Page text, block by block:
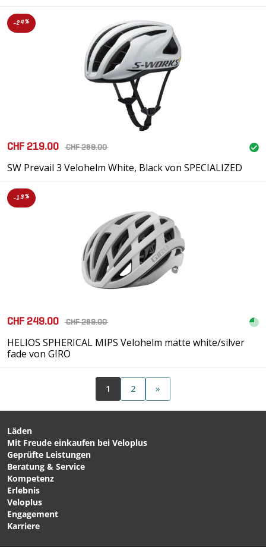
-24%
CHF 219.00 CHF 289.00
SW Prevail 3 Velohelm White, Black von SPECIALIZED
-13%
CHF 249.00 CHF 289.00
HELIOS SPHERICAL MIPS Velohelm matte white/silver
fade von GIRO
1 2 »
Läden
Mit Freude einkaufen bei Veloplus
Geprüfte Leistungen
Beratung & Service
Kompetenz
Erlebnis
Veloplus
Engagement
Karriere